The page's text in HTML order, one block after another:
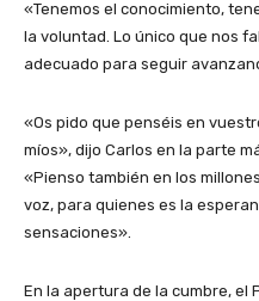
«Tenemos el conocimiento,
la voluntad. Lo único que nos
adecuado para seguir
«Os pido que penséis en
míos», dijo Carlos en la parte
«Pienso también en los
voz, para quienes es la
sensaciones».
En la apertura de la cumbre, el